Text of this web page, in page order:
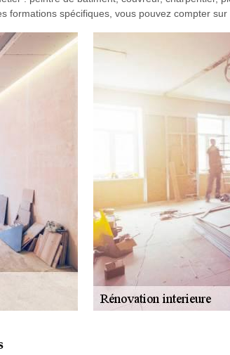
formations spécifiques, vous pouvez compter sur